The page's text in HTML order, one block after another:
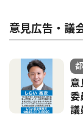
意見広告・議
意
委
議